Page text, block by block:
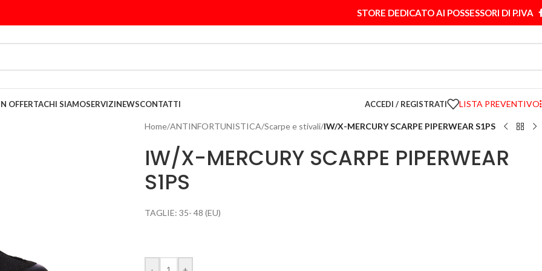
STORE DEDICATO AI POSSESSORI DI P.IVA
OFFERTACHI SIAMOSERVIZINEWSCONTATTI ACCEDI / REGISTRATI LISTA PREVENTIVO
Home/ANTINFORTUNISTICA/Scarpe e stivali/IW/X-MERCURY SCARPE PIPERWEAR S1PS
IW/X-MERCURY SCARPE PIPERWEAR
S1PS
TAGLIE: 35- 48 (EU)